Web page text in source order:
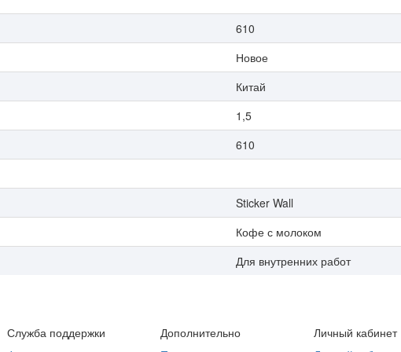
610
Новое
Китай
1,5
610
Sticker Wall
Кофе с молоком
Для внутренних работ
Служба поддержки
Дополнительно
Личный кабинет